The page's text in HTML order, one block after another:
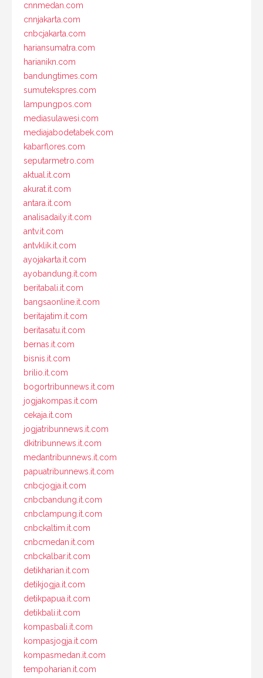
cnnmedan.com
cnnjakarta.com
cnbcjakarta.com
hariansumatra.com
harianikn.com
bandungtimes.com
sumutekspres.com
lampungpos.com
mediasulawesi.com
mediajabodetabek.com
kabarflores.com
seputarmetro.com
aktual.it.com
akurat.it.com
antara.it.com
analisadaily.it.com
antv.it.com
antvklik.it.com
ayojakarta.it.com
ayobandung.it.com
beritabali.it.com
bangsaonline.it.com
beritajatim.it.com
beritasatu.it.com
bernas.it.com
bisnis.it.com
brilio.it.com
bogortribunnews.it.com
jogjakompas.it.com
cekaja.it.com
jogjatribunnews.it.com
dkitribunnews.it.com
medantribunnews.it.com
papuatribunnews.it.com
cnbcjogja.it.com
cnbcbandung.it.com
cnbclampung.it.com
cnbckaltim.it.com
cnbcmedan.it.com
cnbckalbar.it.com
detikharian.it.com
detikjogja.it.com
detikpapua.it.com
detikbali.it.com
kompasbali.it.com
kompasjogja.it.com
kompasmedan.it.com
tempoharian.it.com